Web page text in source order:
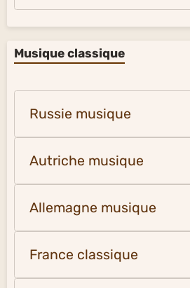
Musique classique
Russie musique
Autriche musique
Allemagne musique
France classique